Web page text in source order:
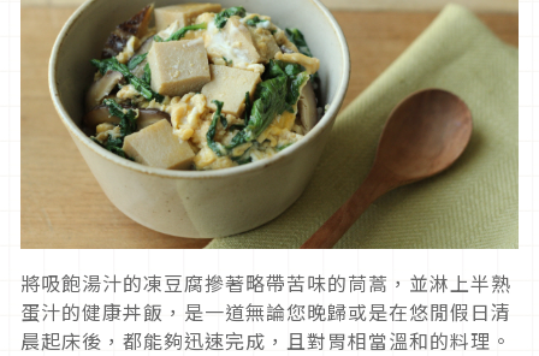
將吸飽湯汁的凍豆腐摻著略帶苦味的茼蒿，並淋上半熟
蛋汁的健康丼飯，是一道無論您晚歸或是在悠閒假日清
晨起床後，都能夠迅速完成，且對胃相當溫和的料理。